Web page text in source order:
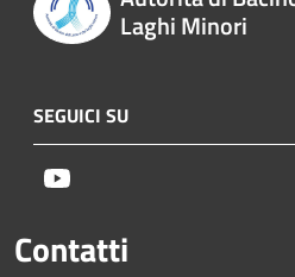
Laghi Minori
SEGUICI SU
Contatti